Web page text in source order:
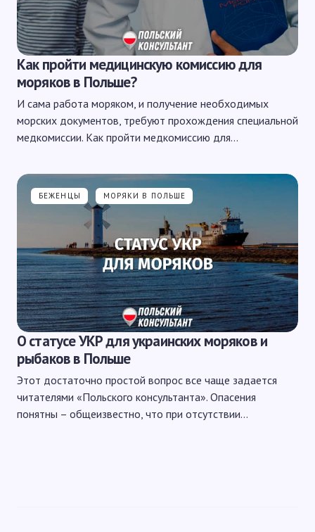
Как пройти медицинскую комиссию для
моряков в Польше?
И сама работа моряком, и получение необходимых
морских документов, требуют прохождения специальной
медкомиссии. Как пройти медкомиссию для…
БЕЖЕНЦЫ МОРЯКИ В ПОЛЬШЕ
О статусе УКР для украинских моряков и
рыбаков в Польше
Этот достаточно простой вопрос все чаще задается
читателями «Польского консультанта». Опасения
понятны – общеизвестно, что при отсутствии…